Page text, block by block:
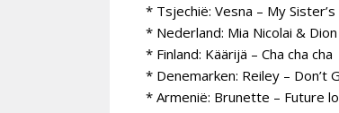
* Tsjechië: Vesna – My Sister’s
* Nederland: Mia Nicolai &
* Finland: Käärijä – Cha cha cha
* Denemarken: Reiley – Don’t
* Armenië: Brunette – Future